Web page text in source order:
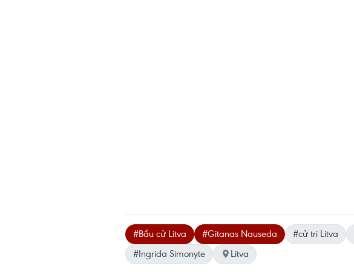
#Bầu cử Litva #Gitanas Nauseda #cử tri Litva
#Ingrida Simonyte
Litva